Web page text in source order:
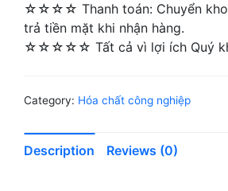
☆☆☆☆ Thanh toán: Chuyển
trả tiền mặt khi nhận hàng.
☆☆☆☆☆ Tất cả vì lợi ích Quý
Category: Hóa chất công nghiệp
Description Reviews (0)